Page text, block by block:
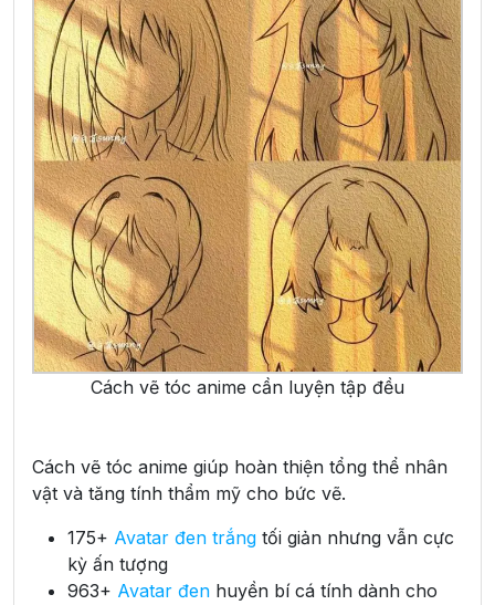
Cách vẽ tóc anime cần luyện tập đều
Cách vẽ tóc anime giúp hoàn thiện tổng thể nhân
vật và tăng tính thẩm mỹ cho bức vẽ.
175+ Avatar đen trắng tối giản nhưng vẫn cực
kỳ ấn tượng
963+ Avatar đen huyền bí cá tính dành cho